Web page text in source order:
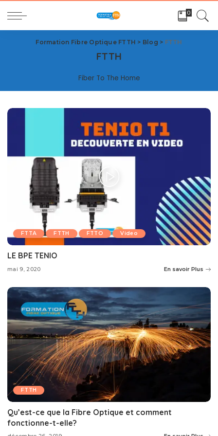
0
Formation Fibre Optique FTTH > Blog > FTTH
FTTH
Fiber To The Home
FTTA FTTH FTTO Video
LE BPE TENIO
mai 9, 2020 En savoir Plus
FTTH
Qu’est-ce que la Fibre Optique et comment
fonctionne-t-elle?